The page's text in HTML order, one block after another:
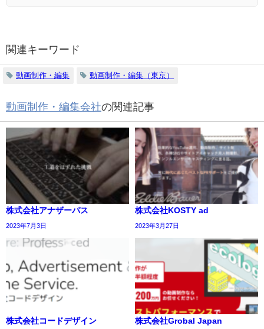
関連キーワード
動画制作・編集 動画制作・編集（東京）
動画制作・編集会社の関連記事
株式会社アナザーパス
2023年7月3日
株式会社KOSTY ad
2023年3月27日
株式会社コードデザイン
株式会社Grobal Japan